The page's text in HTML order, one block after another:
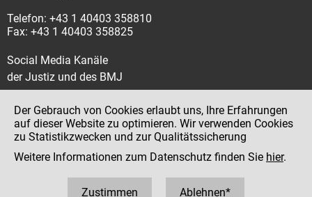
Telefon: +43 1 40403 358810
Fax: +43 1 40403 358825
Social Media Kanäle
der Justiz und des BMJ
Impressum
Datenschutz
Der Gebrauch von Cookies erlaubt uns, Ihre Erfahrungen
auf dieser Website zu optimieren. Wir verwenden Cookies
zu Statistikzwecken und zur Qualitätssicherung
Weitere Informationen zum Datenschutz finden Sie hier.
Zustimmen Ablehnen*